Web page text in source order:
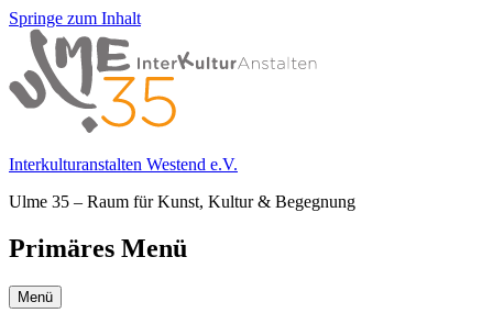
Springe zum Inhalt
Interkulturanstalten Westend e.V.
Ulme 35 – Raum für Kunst, Kultur & Begegnung
Primäres Menü
Menü